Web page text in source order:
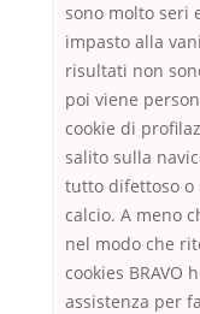
sono molto seri
impasto alla
risultati non
poi viene
cookie di
salito sulla
tutto difettoso o
calcio. A meno
nel modo che
cookies BRAVO
assistenza per